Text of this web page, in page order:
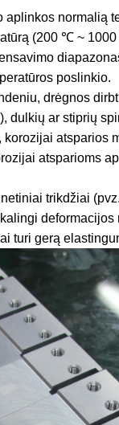
aplinkos
(200 ℃ ~
poslinkio.
drėgnos
dulkių ar stiprių
atsparios
atsparioms
trikdžiai
turi gerą